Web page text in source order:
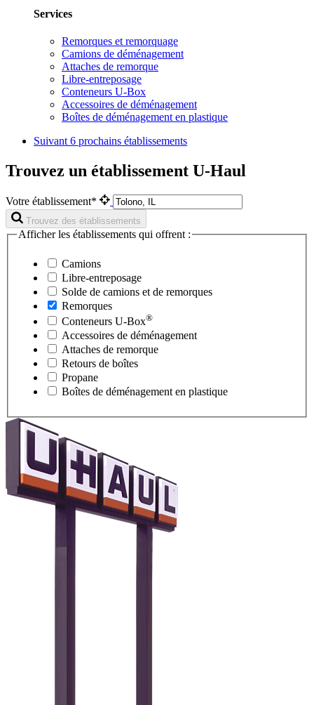
Services
Remorques et remorquage
Camions de déménagement
Attaches de remorque
Libre-entreposage
Conteneurs U-Box
Accessoires de déménagement
Boîtes de déménagement en plastique
Suivant 6 prochains établissements
Trouvez un établissement U-Haul
Votre établissement*
Trouvez des établissements
Afficher les établissements qui offrent :
Camions
Libre-entreposage
Solde de camions et de remorques
Remorques
Conteneurs U-Box®
Accessoires de déménagement
Attaches de remorque
Retours de boîtes
Propane
Boîtes de déménagement en plastique